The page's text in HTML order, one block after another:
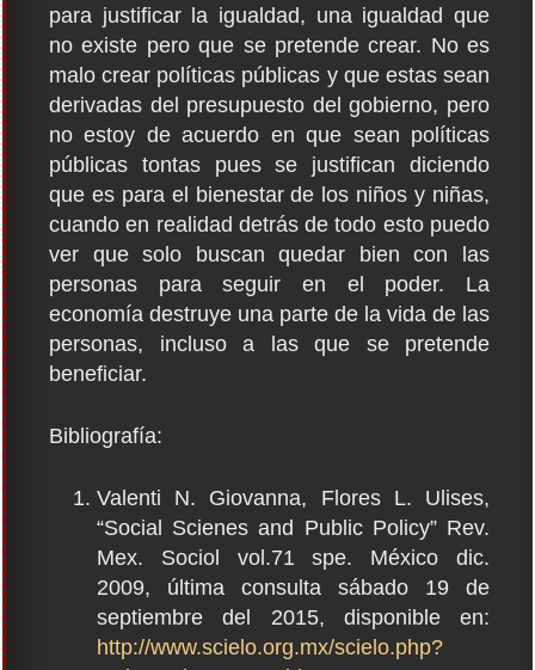
para justificar la igualdad, una igualdad que
no existe pero que se pretende crear. No es
malo crear políticas públicas y que estas sean
derivadas del presupuesto del gobierno, pero
no estoy de acuerdo en que sean políticas
públicas tontas pues se justifican diciendo
que es para el bienestar de los niños y niñas,
cuando en realidad detrás de todo esto puedo
ver que solo buscan quedar bien con las
personas para seguir en el poder. La
economía destruye una parte de la vida de las
personas, incluso a las que se pretende
beneficiar.
Bibliografía:
Valenti N. Giovanna, Flores L. Ulises,
“Social Scienes and Public Policy” Rev.
Mex. Sociol vol.71 spe. México dic.
2009, última consulta sábado 19 de
septiembre del 2015, disponible en:
http://www.scielo.org.mx/scielo.php?